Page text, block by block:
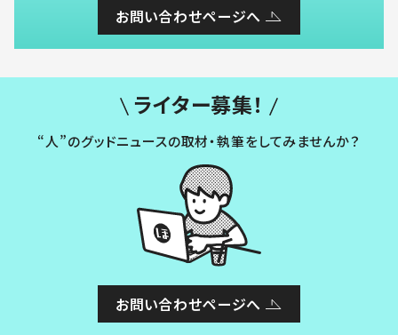
お問い合わせページへ
ライター募集！
“人”のグッドニュースの取材・執筆をしてみませんか？
お問い合わせページへ